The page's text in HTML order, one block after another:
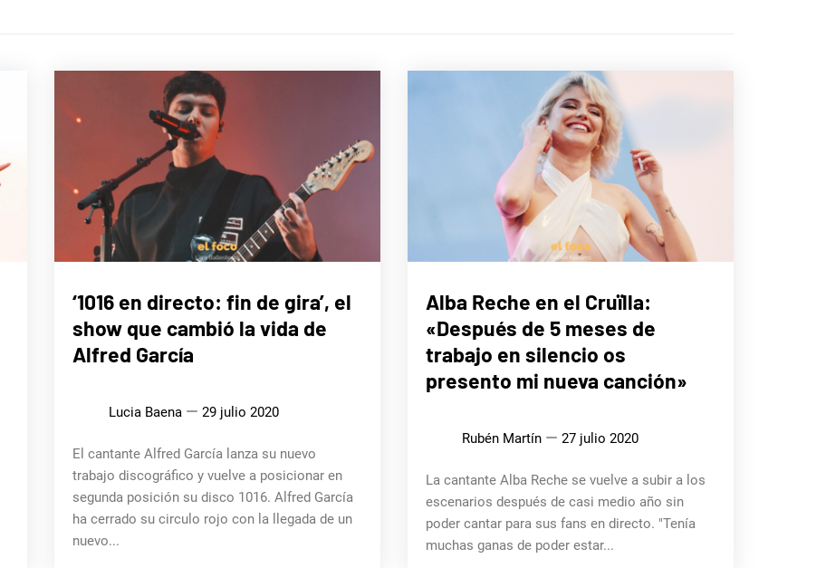
‘1016 en directo: fin de gira’, el
show que cambió la vida de
Alfred García
Lucia Baena 29 julio 2020
El cantante Alfred García lanza su nuevo
trabajo discográfico y vuelve a posicionar en
segunda posición su disco 1016. Alfred García
ha cerrado su circulo rojo con la llegada de un
nuevo...
Alba Reche en el Cruïlla:
«Después de 5 meses de
trabajo en silencio os
presento mi nueva canción»
Rubén Martín 27 julio 2020
La cantante Alba Reche se vuelve a subir a los
escenarios después de casi medio año sin
poder cantar para sus fans en directo. "Tenía
muchas ganas de poder estar...